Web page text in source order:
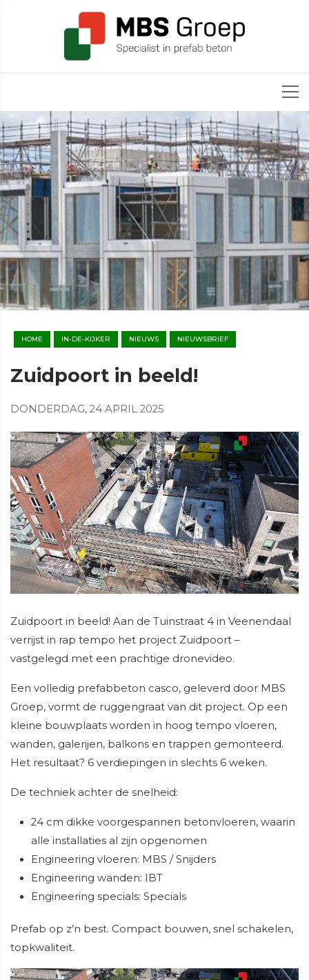
HOME IN-DE-KIJKER NIEUWS NIEUWSBRIEF
Zuidpoort in beeld!
DONDERDAG, 24 APRIL 2025
Zuidpoort in beeld! Aan de Tuinstraat 4 in Veenendaal
verrijst in rap tempo het project Zuidpoort –
vastgelegd met een prachtige dronevideo.
Een volledig prefabbeton casco, geleverd door MBS
Groep, vormt de ruggengraat van dit project. Op een
kleine bouwplaats worden in hoog tempo vloeren,
wanden, galerijen, balkons en trappen gemonteerd.
Het resultaat? 6 verdiepingen in slechts 6 weken.
De techniek achter de snelheid:
24 cm dikke voorgespannen betonvloeren, waarin
alle installaties al zijn opgenomen
Engineering vloeren: MBS / Snijders
Engineering wanden: IBT
Engineering specials: Specials
Prefab op z’n best. Compact bouwen, snel schakelen,
topkwaliteit.